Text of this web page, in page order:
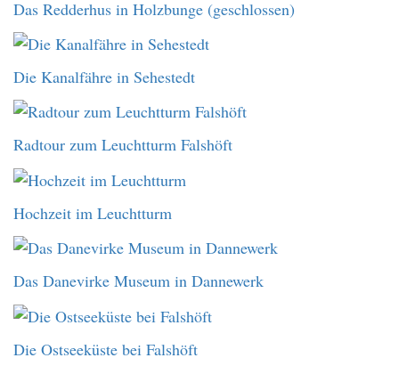
Das Redderhus in Holzbunge (geschlossen)
Die Kanalfähre in Sehestedt
Radtour zum Leuchtturm Falshöft
Hochzeit im Leuchtturm
Das Danevirke Museum in Dannewerk
Die Ostseeküste bei Falshöft